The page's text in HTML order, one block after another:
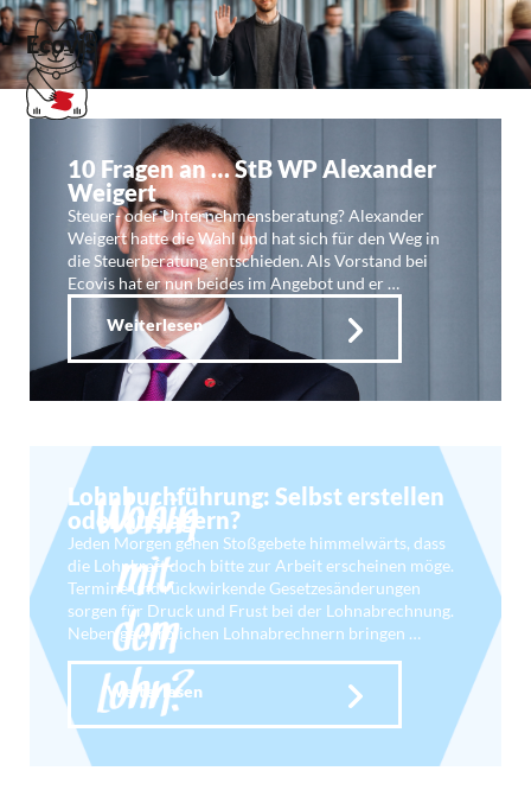
Ecovis
10 Fragen an … StB WP Alexander
Weigert
Steuer- oder Unternehmensberatung? Alexander
Weigert hatte die Wahl und hat sich für den Weg in
die Steuerberatung entschieden. Als Vorstand bei
Ecovis hat er nun beides im Angebot und er …
Weiterlesen
Lohnbuchführung: Selbst erstellen
oder auslagern?
Jeden Morgen gehen Stoßgebete himmelwärts, dass
die Lohnkraft doch bitte zur Arbeit erscheinen möge.
Termine und rückwirkende Gesetzesänderungen
sorgen für Druck und Frust bei der Lohnabrechnung.
Neben gewerblichen Lohnabrechnern bringen …
Weiterlesen